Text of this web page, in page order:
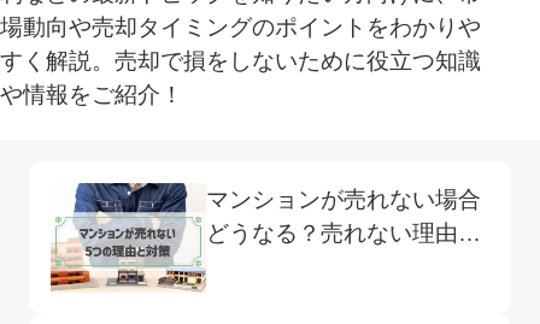
場動向や売却タイミングのポイントをわかりや
すく解説。売却で損をしないために役立つ知識
や情報をご紹介！
マンションが売れない場合
どうなる？売れない理由と
5つの対策方法